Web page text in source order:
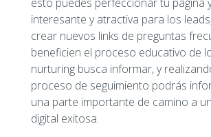
interesante y atractiva para los
crear nuevos links de preguntas
beneficien el proceso educativo de
nurturing busca informar, y
proceso de seguimiento podrás
una parte importante de camino a
digital exitosa.